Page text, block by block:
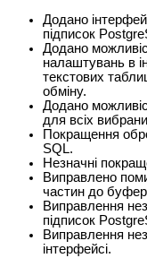
Додано
підписок
Додано
налаштувань в
текстових
обміну.
Додано
для всіх
Покращення
SQL.
Незначні
Виправлено
частин до
Виправлення
підписок
Виправлення
інтерфейсі.